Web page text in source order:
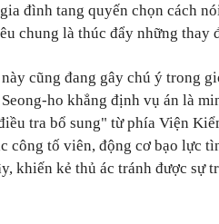
đình tang quyến chọn cách
chung là thúc đẩy những thay
cũng đang gây chú ý trong
ho khẳng định vụ án là
tra bổ sung" từ phía Viện
công tố viên, động cơ bạo lực
khiến kẻ thủ ác tránh được sự